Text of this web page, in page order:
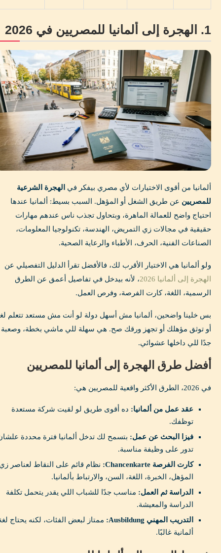
1. الهجرة إلى ألمانيا للمصريين في 2026
ألمانيا من أقوى الاختيارات لأي مصري بيفكر في
الهجرة الشرعية
للمصريين عن طريق الشغل أو المؤهل. السبب بسيط: ألمانيا عندها
احتياج واضح للعمالة الماهرة، وبتحاول تجذب ناس عندهم مهارات
حقيقية في مجالات زي التمريض، الهندسة، تكنولوجيا المعلومات،
الصناعات الفنية، الحرف، الأطباء والرعاية الصحية.
ولو ألمانيا هي الاختيار الأقرب لك، فالأفضل تقرأ الدليل التفصيلي عن
الهجرة إلى ألمانيا 2026
، لأنه بيدخل في تفاصيل أعمق عن الطرق
الرسمية، اللغة، كارت الفرصة، وفرص العمل.
بس خلينا واضحين، ألمانيا مش أسهل دولة لو أنت مش مستعد تتعلم
أو توثق مؤهلك أو تجهز ورقك صح. هي سهلة للي ماشي بخطة، وصعبة
جدًا للي داخلها عشوائي.
أفضل طرق الهجرة إلى ألمانيا للمصريين
في 2026، الطرق الأكثر واقعية للمصريين هي:
عقد عمل من ألمانيا: ده أقوى طريق لو لقيت شركة مستعدة
توظفك.
فيزا البحث عن عمل: بتسمح لك تدخل ألمانيا فترة محددة
تدور على وظيفة مناسبة.
كارت الفرصة Chancenkarte:
نظام قائم على النقاط لعناصر
المؤهل، الخبرة، اللغة، السن، والارتباط بألمانيا.
الدراسة ثم العمل: مناسب جدًا للشباب اللي يقدر يتحمل تكلفة
الدراسة والمعيشة.
التدريب المهني Ausbildung:
ممتاز لبعض الفئات، لكنه يحتاج
ألمانية غالبًا.